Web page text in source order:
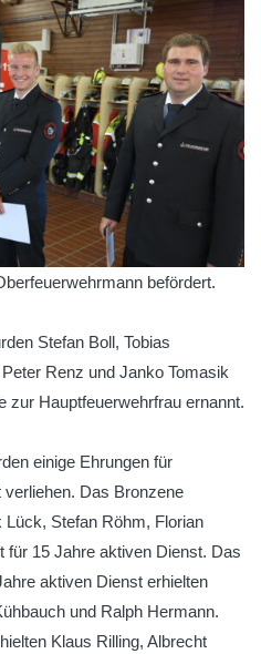
befördert.
Stefan Boll, Tobias
Renz und Janko Tomasik
zur Hauptfeuerwehrfrau ernannt.
einige Ehrungen für
Das Bronzene
Stefan Röhm, Florian
für 15 Jahre aktiven Dienst. Das
aktiven Dienst erhielten
und Ralph Hermann.
Klaus Rilling, Albrecht